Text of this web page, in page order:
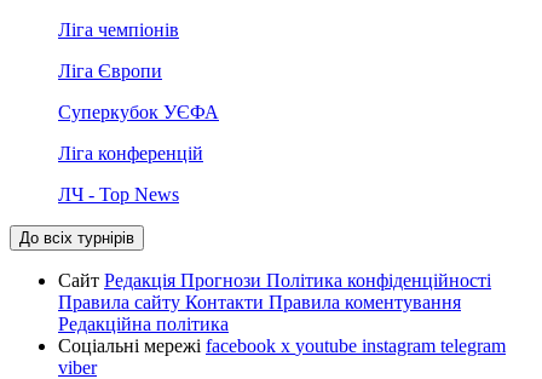
Ліга чемпіонів
Ліга Європи
Суперкубок УЄФА
Ліга конференцій
ЛЧ - Top News
До всіх турнірів
Сайт Редакція Прогнози Політика конфіденційності
Правила сайту Контакти Правила коментування
Редакційна політика
Соціальні мережі facebook x youtube instagram telegram
viber